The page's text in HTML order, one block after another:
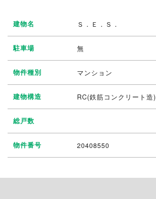
建物名 Ｓ．Ｅ．Ｓ．
駐車場 無
物件種別 マンション
建物構造 RC(鉄筋コンクリート造)
総戸数
物件番号 20408550